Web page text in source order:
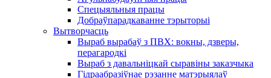
Спецыяльныя працы
Добраўпарадкаванне тэрыторыі
Вытворчасць
Выраб вырабаў з ПВХ: вокны, дзверы,
перагародкі
Выраб з давальніцкай сыравіны заказчыка
Гідраабразіўнае рэзанне матэрыялаў